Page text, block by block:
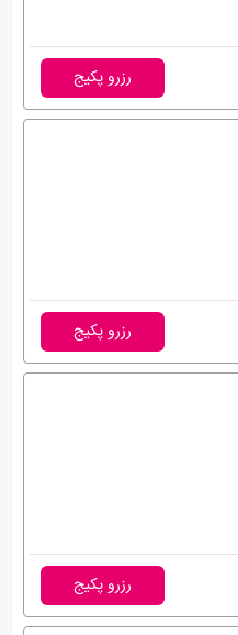
رزرو پکیج
رزرو پکیج
رزرو پکیج